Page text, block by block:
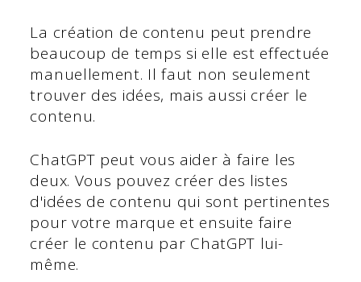
La création de contenu peut prendre
beaucoup de temps si elle est effectuée
manuellement. Il faut non seulement
trouver des idées, mais aussi créer le
contenu.
ChatGPT peut vous aider à faire les
deux. Vous pouvez créer des listes
d'idées de contenu qui sont pertinentes
pour votre marque et ensuite faire
créer le contenu par ChatGPT lui-
même.